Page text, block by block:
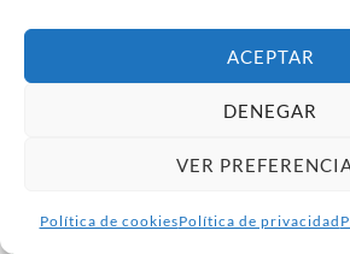
ACEPTAR
DENEGAR
VER
Política de cookiesPolítica de privacidad